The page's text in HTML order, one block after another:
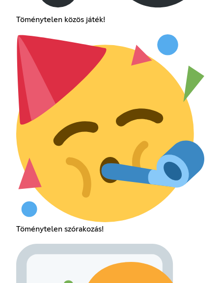
Töménytelen közös játék!
Töménytelen szórakozás!